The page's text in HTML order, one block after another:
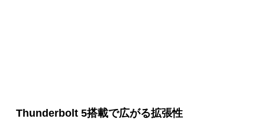
Thunderbolt 5搭載で広がる拡張性